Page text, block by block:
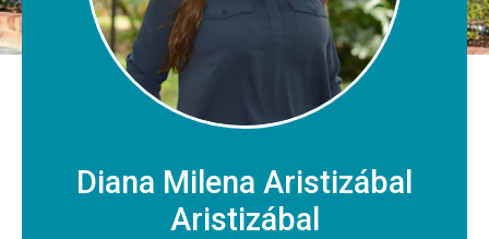
Diana Milena Aristizábal
Aristizábal